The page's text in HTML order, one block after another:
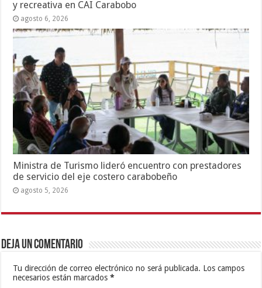
y recreativa en CAI Carabobo
agosto 6, 2026
Ministra de Turismo lideró encuentro con prestadores
de servicio del eje costero carabobeño
agosto 5, 2026
Deja un comentario
Tu dirección de correo electrónico no será publicada. Los campos
necesarios están marcados*